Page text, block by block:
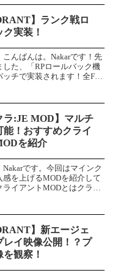
ス...
】ランク戦ロ
実装！
こんばんは。Nakarです！先
した、「RPロールバック機
チで実装されます！全FPS
ク戦ロールバックとは！？
...ラ:JE MOD】マルチ
能！おすすめクライ
を紹介
Nakarです。今回はマインク
感を上げるMODを紹介して
イアントMODとはクライ
のことです。これから紹介
】新エージェ
レイ映像公開！？プ
を観察！